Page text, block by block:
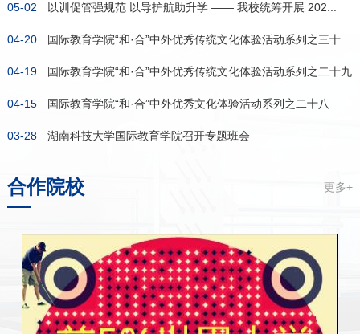
05-02 以训促管强规范 以导护航助升学 —— 我校统筹开展 202...
04-20 国际教育学院“和·合”中外优秀传统文化体验活动系列之三十
...
04-19 国际教育学院“和·合”中外优秀传统文化体验活动系列之二十九
...
04-15 国际教育学院“和·合”中外优秀文化体验活动系列之二十八
—...
03-28 湖南科技大学国际教育学院召开专题班会
合作院校 更多+